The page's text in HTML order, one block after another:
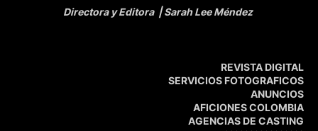
Directora y Editora| Sarah Lee Méndez
REVISTA DIGITAL
SERVICIOS FOTOGRAFICOS
ANUNCIOS
AFICIONES COLOMBIA
AGENCIAS DE CASTING